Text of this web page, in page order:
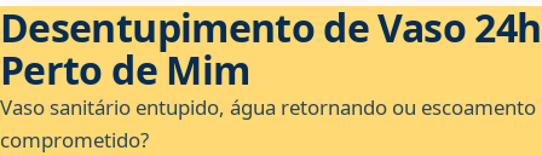
Desentupimento de Vaso 24h
Perto de Mim
Vaso sanitário entupido, água retornando ou escoamento
comprometido?